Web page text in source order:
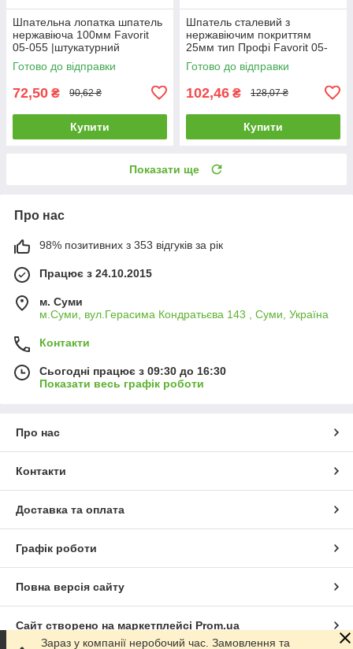
Шпательна лопатка шпатель
нержавіюча 100мм Favorit
05-055 |штукатурний
малярний Шпательная
лопатка шпатель
Готово до відправки
72,50 ₴ 90,62 ₴
Купити
Шпатель сталевий з
нержавіючим покриттям
25мм тип Профі Favorit 05-
180 |штукатурний малярний
Шпатель стальной с
Готово до відправки
102,46 ₴ 128,07 ₴
Купити
Показати ще
Про нас
98% позитивних з 353 відгуків за рік
Працює з 24.10.2015
м. Суми
м.Суми, вул.Герасима Кондратьєва 143 , Суми, Україна
Контакти
Сьогодні працює з 09:30 до 16:30
Показати весь графік роботи
Про нас
Контакти
Доставка та оплата
Графік роботи
Повна версія сайту
Сайт створено на маркетплейсі Prom.ua
Зараз у компанії неробочий час. Замовлення та